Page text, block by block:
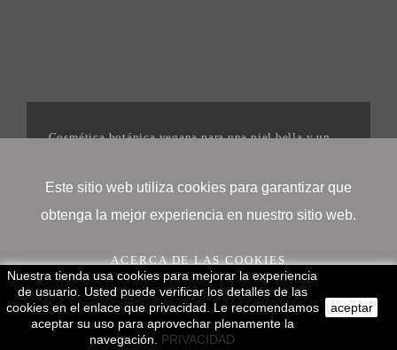
Nuestra tienda usa cookies para mejorar la experiencia
de usuario. Usted puede verificar los detalles de las
cookies en el enlace que privacidad. Le recomendamos
aceptar su uso para aprovechar plenamente la
navegación. PRIVACIDAD
aceptar
Cosmética botánica vegana para una piel bella y un
Este sitio web utiliza cookies para garantizar que
obtenga la mejor experiencia en nuestro sitio web.
ACERCA DE LAS COOKIES
¡OK!